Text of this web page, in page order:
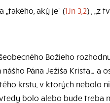
aký je“ (1Jn 3,2) , „z
Božieho
Pána Ježiša Krista… a
krstu, v ktorých nebolo
bolo alebo bude treba